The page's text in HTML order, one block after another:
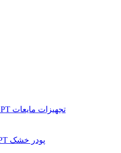
تجهیزات مایعات PT و MT
پودر خشک PT